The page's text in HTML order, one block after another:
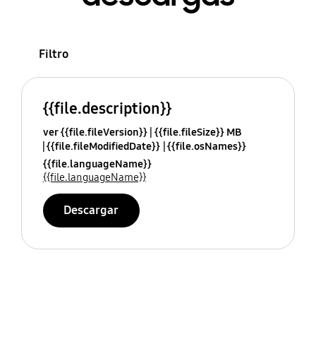
Filtro
{{file.description}}
ver {{file.fileVersion}} {{file.fileSize}} MB
{{file.fileModifiedDate}} {{file.osNames}}
{{file.languageName}}
{{file.languageName}}
Descargar